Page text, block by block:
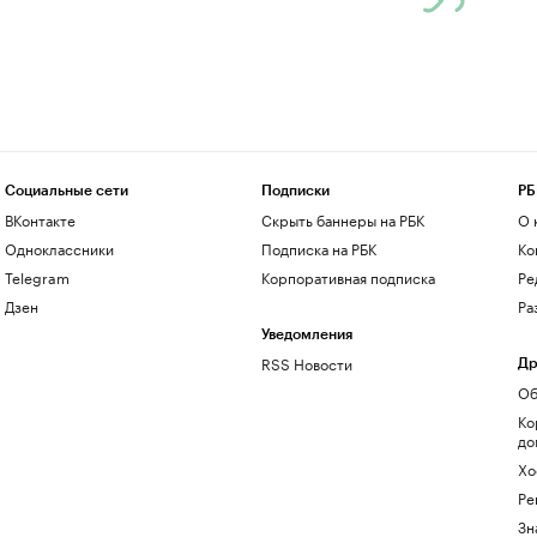
Социальные сети
ВКонтакте
Одноклассники
Telegram
Дзен
Подписки
Скрыть баннеры на РБК
Подписка на РБК
Корпоративная подписка
Уведомления
RSS Новости
О